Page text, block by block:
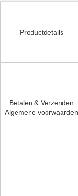
Productdetails
Betalen & Verzenden
Algemene voorwaarden